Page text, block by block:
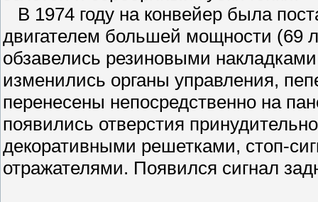
В 1974 году на конвейер была
двигателем большей мощности (69
обзавелись резиновыми
изменились органы управления,
перенесены непосредственно на
появились отверстия
декоративными решетками, стоп-
отражателями. Появился сигнал